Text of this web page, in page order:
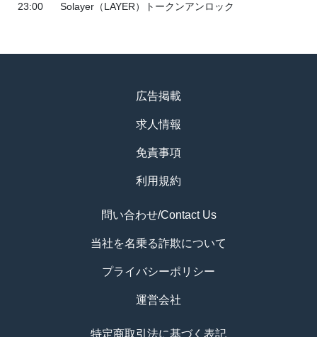
23:00
Solayer（LAYER）トークンアンロック
広告掲載
求人情報
免責事項
利用規約
問い合わせ/Contact Us
当社を名乗る詐欺について
プライバシーポリシー
運営会社
特定商取引法に基づく表記